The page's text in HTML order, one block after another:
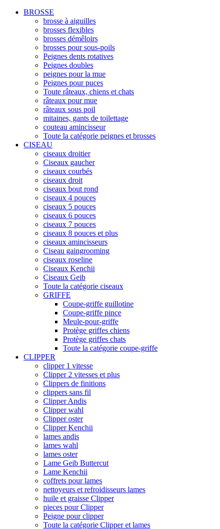
BROSSE
brosse à aiguilles
brosses flexibles
brosses démêloirs
brosses pour sous-poils
Peignes dents rotatives
Peignes doubles
peignes pour la mue
Peignes pour puces
Toute râteaux, chiens et chats
râteaux pour mue
râteaux sous poil
mitaines, gants de toilettage
couteau amincisseur
Toute la catégorie peignes et brosses
CISEAU
ciseaux droitier
Ciseaux gaucher
ciseaux courbés
ciseaux droit
ciseaux bout rond
ciseaux 4 pouces
ciseaux 5 pouces
ciseaux 6 pouces
ciseaux 7 pouces
ciseaux 8 pouces et plus
ciseaux amincisseurs
Ciseau gaingrooming
ciseaux roseline
Ciseaux Kenchii
Ciseaux Geib
Toute la catégorie ciseaux
GRIFFE
Coupe-griffe guillotine
Coupe-griffe pince
Meule-pour-griffe
Protège griffes chiens
Protège griffes chats
Toute la catégorie coupe-griffe
CLIPPER
clipper 1 vitesse
Clipper 2 vitesses et plus
Clippers de finitions
clippers sans fil
Clipper Andis
Clipper wahl
Clipper oster
Clipper Kenchii
lames andis
lames wahl
lames oster
Lame Geib Buttercut
Lame Kenchii
coffrets pour lames
nettoyeurs et refroidisseurs lames
huile et graisse Clipper
pieces pour Clipper
Peigne pour clipper
Toute la catégorie Clipper et lames